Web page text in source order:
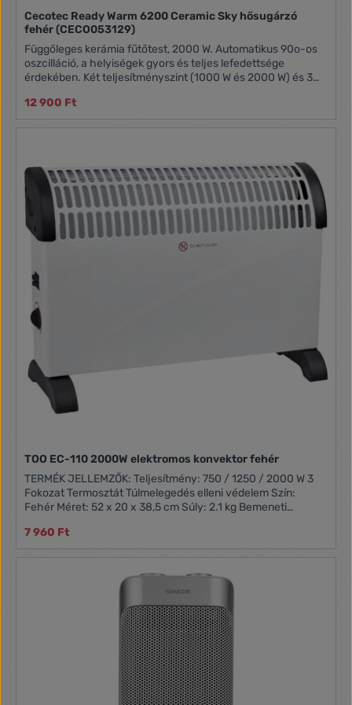
Cecotec Ready Warm 6200 Ceramic Sky hősugárzó
fehér (CECO053129)
Függőleges kerámia fűtőtest, 2000 W. Automatikus 90o-os
oszcilláció, a helyiségek gyors és teljes lefedettsége
érdekében. Két teljesítményszint (1000 W és 2000 W) és 3
elleni védelem. 20 m2 hatékony fűtésére képes.
12 900 Ft
TOO EC-110 2000W elektromos konvektor fehér
TERMÉK JELLEMZŐK: Teljesítmény: 750 / 1250 / 2000 W 3
Fokozat Termosztát Túlmelegedés elleni védelem Szín:
Fehér Méret: 52 x 20 x 38,5 cm Súly: 2.1 kg Bemeneti
TOO EC -110 2000W fehér elektromos konvektor Használati
útmutató
7 960 Ft